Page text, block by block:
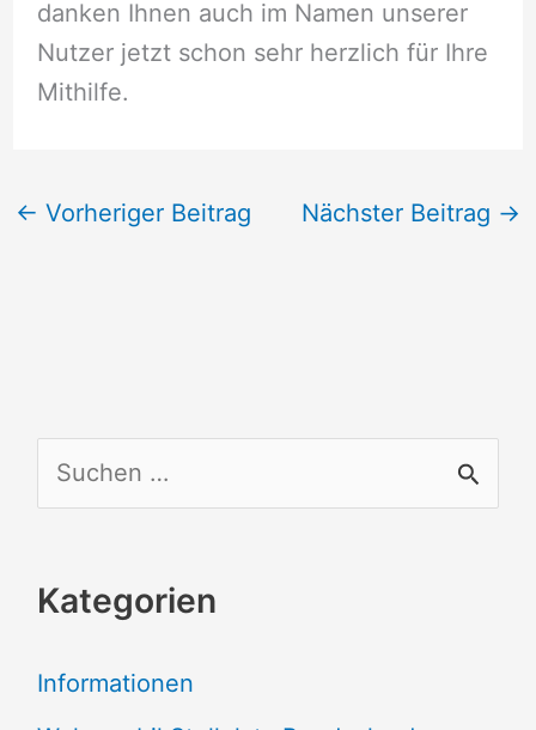
danken Ihnen auch im Namen unserer
Nutzer jetzt schon sehr herzlich für Ihre
Mithilfe.
← Vorheriger Beitrag Nächster Beitrag →
u
h
n
Kategorien
Informationen